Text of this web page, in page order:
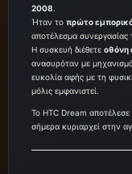
2008
Ήταν το πρώτο
αποτέλεσμα συνεργασίας
Η συσκευή διέθετε οθόνη
ανασυρόταν με
ευκολία αφής με τη
μόλις εμφανιστεί.
Το HTC Dream αποτέλεσε
σήμερα κυριαρχεί στην